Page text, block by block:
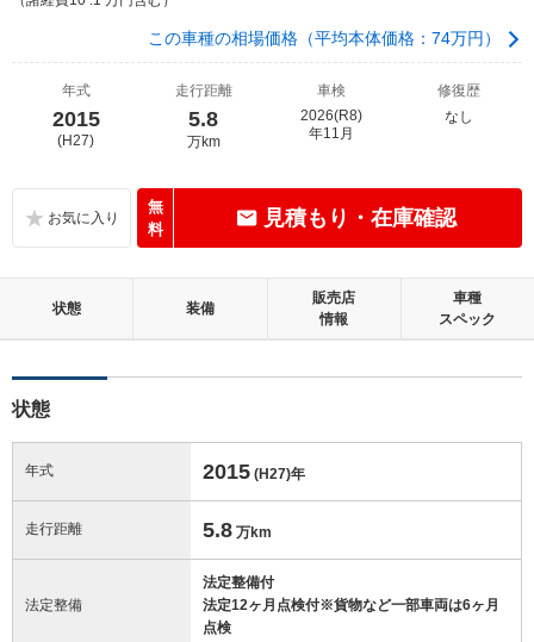
この車種の相場価格（平均本体価格：74万円）
年式
2015
(H27)
走行距離
5.8
万km
車検
2026(R8)
年11月
修復歴
なし
無
料
見積もり・在庫確認
状態 装備
販売店
情報
車種
スペック
状態
年式 2015 (H27)年
走行距離 5.8 万km
法定整備
法定整備付
法定12ヶ月点検付※貨物など一部車両は6ヶ月
点検